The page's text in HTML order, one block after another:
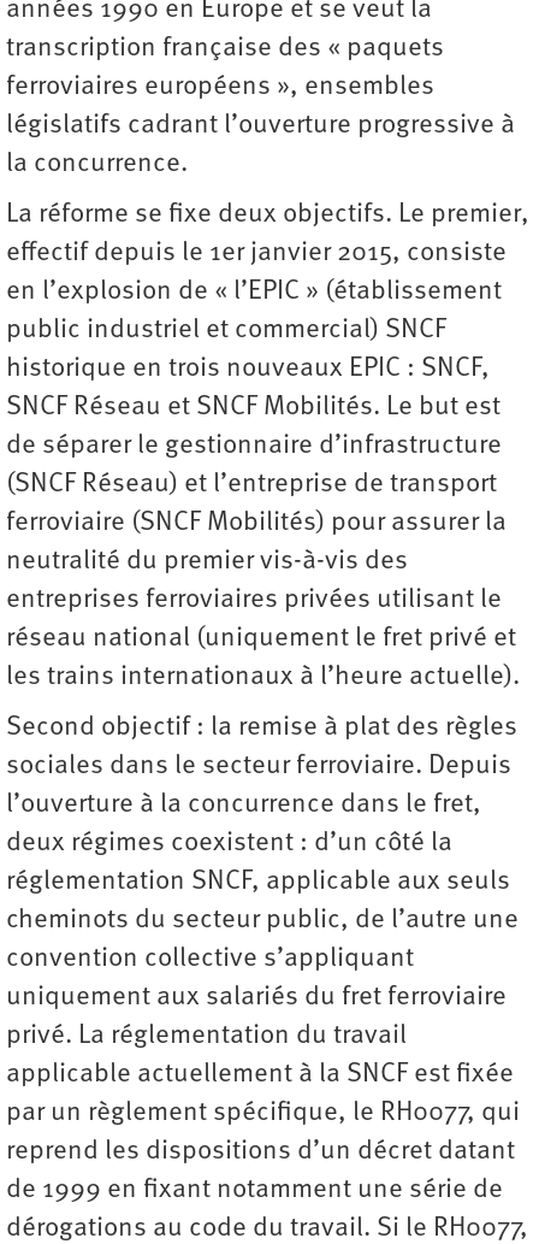
années 1990 en Europe et se veut la
transcription française des « paquets
ferroviaires européens », ensembles
législatifs cadrant l’ouverture progressive à
la concurrence.
La réforme se fixe deux objectifs. Le premier,
effectif depuis le 1er janvier 2015, consiste
en l’explosion de « l’EPIC » (établissement
public industriel et commercial) SNCF
historique en trois nouveaux EPIC : SNCF,
SNCF Réseau et SNCF Mobilités. Le but est
de séparer le gestionnaire d’infrastructure
(SNCF Réseau) et l’entreprise de transport
ferroviaire (SNCF Mobilités) pour assurer la
neutralité du premier vis-à-vis des
entreprises ferroviaires privées utilisant le
réseau national (uniquement le fret privé et
les trains internationaux à l’heure actuelle).
Second objectif : la remise à plat des règles
sociales dans le secteur ferroviaire. Depuis
l’ouverture à la concurrence dans le fret,
deux régimes coexistent : d’un côté la
réglementation SNCF, applicable aux seuls
cheminots du secteur public, de l’autre une
convention collective s’appliquant
uniquement aux salariés du fret ferroviaire
privé. La réglementation du travail
applicable actuellement à la SNCF est fixée
par un règlement spécifique, le RH0077, qui
reprend les dispositions d’un décret datant
de 1999 en fixant notamment une série de
dérogations au code du travail. Si le RH0077,